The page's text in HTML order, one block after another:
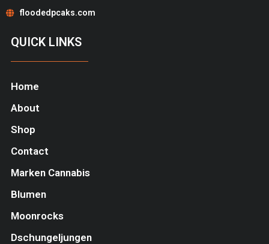
floodedpcaks.com
QUICK LINKS
Home
About
Shop
Contact
Marken Cannabis
Blumen
Moonrocks
Dschungeljungen